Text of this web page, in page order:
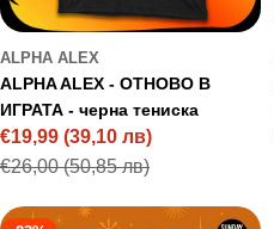
ALPHA ALEX
ALPHA ALEX - ОТНОВО В
ИГРАТА - черна тениска
Sale
€19,99 (39,10 лв)
Regular
€26,00(50,85 лв)